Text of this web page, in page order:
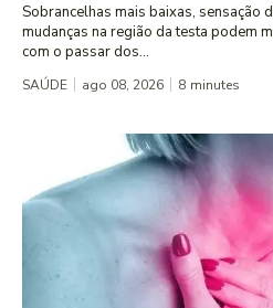
Sobrancelhas mais baixas, sensação
mudanças na região da testa podem
com o passar dos...
SAÚDE ago 08, 2026 8 minutes